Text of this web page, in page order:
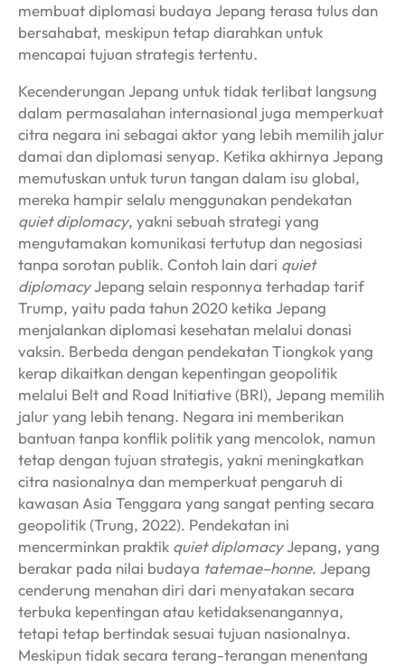
membuat diplomasi budaya Jepang terasa tulus dan
bersahabat, meskipun tetap diarahkan untuk
mencapai tujuan strategis tertentu.
Kecenderungan Jepang untuk tidak terlibat langsung
dalam permasalahan internasional juga memperkuat
citra negara ini sebagai aktor yang lebih memilih jalur
damai dan diplomasi senyap. Ketika akhirnya Jepang
memutuskan untuk turun tangan dalam isu global,
mereka hampir selalu menggunakan pendekatan
quiet diplomacy, yakni sebuah strategi yang
mengutamakan komunikasi tertutup dan negosiasi
tanpa sorotan publik. Contoh lain dari quiet
diplomacyJepang selain responnya terhadap tarif
Trump, yaitu pada tahun 2020 ketika Jepang
menjalankan diplomasi kesehatan melalui donasi
vaksin. Berbeda dengan pendekatan Tiongkok yang
kerap dikaitkan dengan kepentingan geopolitik
melalui Belt and Road Initiative (BRI), Jepang memilih
jalur yang lebih tenang. Negara ini memberikan
bantuan tanpa konflik politik yang mencolok, namun
tetap dengan tujuan strategis, yakni meningkatkan
citra nasionalnya dan memperkuat pengaruh di
kawasan Asia Tenggara yang sangat penting secara
geopolitik (Trung, 2022). Pendekatan ini
mencerminkan praktik quiet diplomacyJepang, yang
berakar pada nilai budaya tatemae–honne. Jepang
cenderung menahan diri dari menyatakan secara
terbuka kepentingan atau ketidaksenangannya,
tetapi tetap bertindak sesuai tujuan nasionalnya.
Meskipun tidak secara terang-terangan menentang